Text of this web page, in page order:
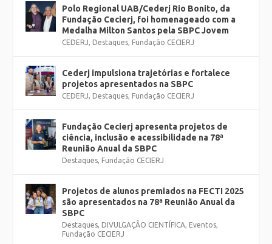
Polo Regional UAB/Cederj Rio Bonito, da
Fundação Cecierj, foi homenageado com a
Medalha Milton Santos pela SBPC Jovem
CEDERJ, Destaques, Fundação CECIERJ
Cederj impulsiona trajetórias e fortalece
projetos apresentados na SBPC
CEDERJ, Destaques, Fundação CECIERJ
Fundação Cecierj apresenta projetos de
ciência, inclusão e acessibilidade na 78ª
Reunião Anual da SBPC
Destaques, Fundação CECIERJ
Projetos de alunos premiados na FECTI 2025
são apresentados na 78ª Reunião Anual da
SBPC
Destaques, DIVULGAÇÃO CIENTÍFICA, Eventos,
Fundação CECIERJ